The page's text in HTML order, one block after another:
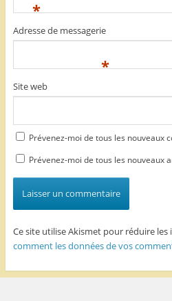
*
Adresse de messagerie
*
Site web
Prévenez-moi de tous les nouveaux
Prévenez-moi de tous les nouveaux
Ce site utilise Akismet pour réduire les
comment les données de vos